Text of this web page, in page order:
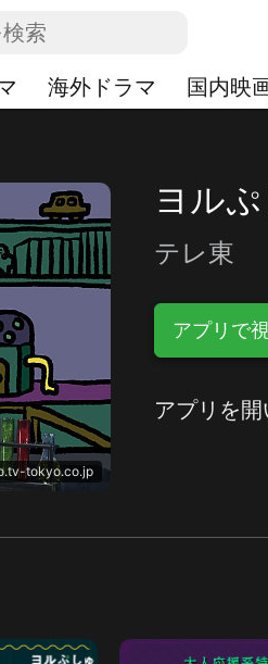
海外ドラマ 国内映
tokyo.co.jp
ヨル
テレ東
アプリで
アプリを